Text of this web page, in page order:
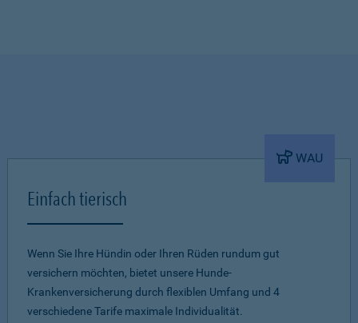
WAU
Einfach tierisch
Wenn Sie Ihre Hündin oder Ihren Rüden rundum gut
versichern möchten, bietet unsere Hunde-
Krankenversicherung durch flexiblen Umfang und 4
verschiedene Tarife maximale Individualität.